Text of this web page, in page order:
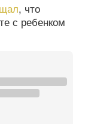
, что
с ребенком